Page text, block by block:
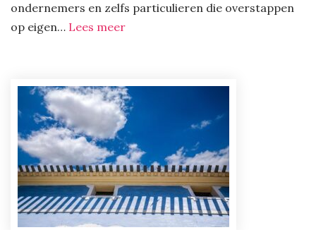
ondernemers en zelfs particulieren die overstappen
op eigen… Lees meer:
met
eigen
energieopslag